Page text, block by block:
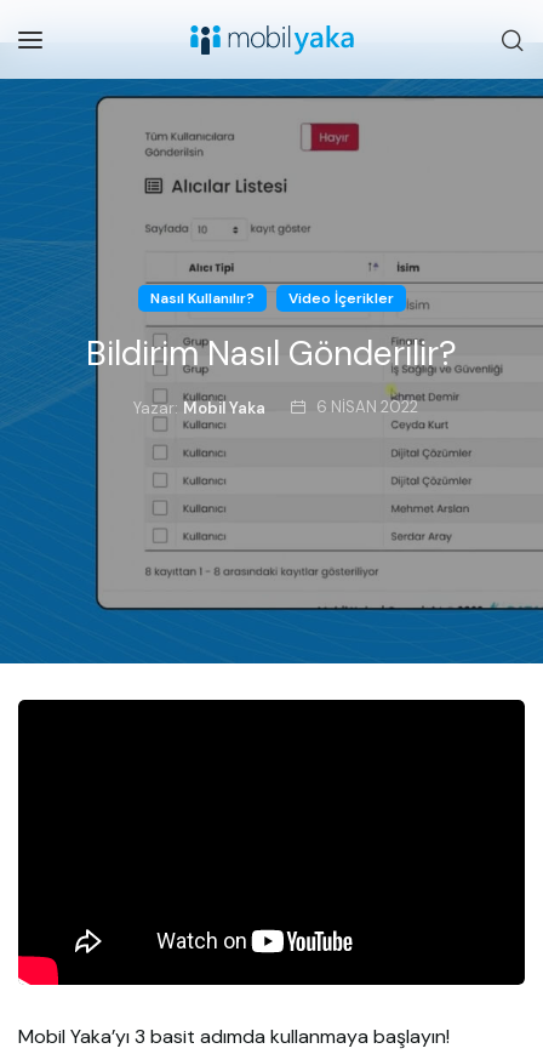
Nasıl Kullanılır? Video İçerikler
Bildirim Nasıl Gönderilir?
Yazar: Mobil Yaka 6 NISAN 2022
Mobil Yaka’yı 3 basit adımda kullanmaya başlayın!